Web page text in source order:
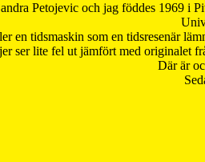
Petojevic och jag föddes 1969 i
en tidsmaskin som en tidsresenär
ser lite fel ut jämfört med originalet
Där är